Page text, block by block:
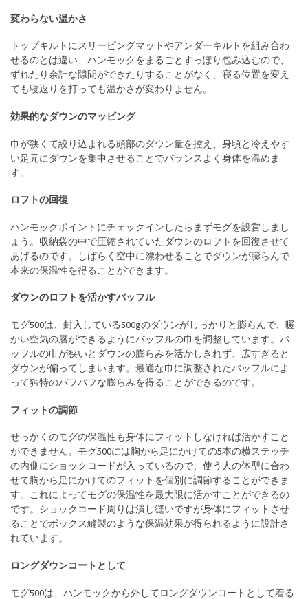
変わらない温かさ
トップキルトにスリーピングマットやアンダーキルトを組み合わ
せるのとは違い、ハンモックをまるごとすっぽり包み込むので、
ずれたり余計な隙間ができたりすることがなく、寝る位置を変え
ても寝返りを打っても温かさが変わりません。
効果的なダウンのマッピング
巾が狭くて絞り込まれる頭部のダウン量を控え、身頃と冷えやす
い足元にダウンを集中させることでバランスよく身体を温めま
す。
ロフトの回復
ハンモックポイントにチェックインしたらまずモグを設営しまし
ょう。収納袋の中で圧縮されていたダウンのロフトを回復させて
あげるのです。しばらく空中に漂わせることでダウンが膨らんで
本来の保温性を得ることができます。
ダウンのロフトを活かすバッフル
モグ500は、封入している500gのダウンがしっかりと膨らんで、暖
かい空気の層ができるようにバッフルの巾を調整しています。バ
ッフルの巾が狭いとダウンの膨らみを活かしきれず、広すぎると
ダウンが偏ってしまいます。最適な巾に調整されたバッフルによ
って独特のバフバフな膨らみを得ることができるのです。
フィットの調節
せっかくのモグの保温性も身体にフィットしなければ活かすこと
ができません。モグ500には胸から足にかけての5本の横ステッチ
の内側にショックコードが入っているので、使う人の体型に合わ
せて胸から足にかけてのフィットを個別に調節することができま
す。これによってモグの保温性を最大限に活かすことができるの
です。ショックコード周りは潰し縫いですが身体にフィットさせ
ることでボックス縫製のような保温効果が得られるように設計さ
れています。
ロングダウンコートとして
モグ500は、ハンモックから外してロングダウンコートとして着る